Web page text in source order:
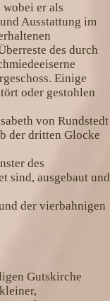
wobei er als
Ausstattung im
des durch
Einige
oder gestohlen
von Rundstedt
der dritten Glocke
des
sind, ausgebaut und
der vierbahnigen
Gutskirche